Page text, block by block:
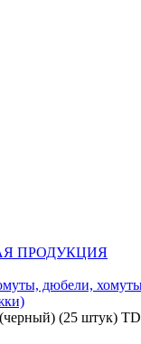
ПРОДУКЦИЯ
дюбели,
(25 штук)